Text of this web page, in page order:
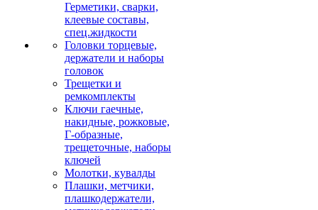
Герметики, сварки,
клеевые составы,
спец.жидкости
Головки торцевые,
держатели и наборы
головок
Трещетки и
ремкомплекты
Ключи гаечные,
накидные, рожковые,
Г-образные,
трещеточные, наборы
ключей
Молотки, кувалды
Плашки, метчики,
плашкодержатели,